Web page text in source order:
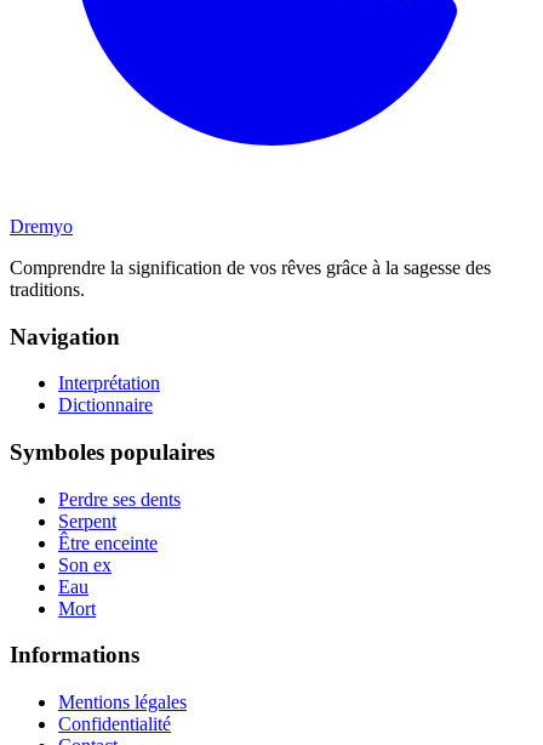
Dremyo
Comprendre la signification de vos rêves grâce à la sagesse des
traditions.
Navigation
Interprétation
Dictionnaire
Symboles populaires
Perdre ses dents
Serpent
Être enceinte
Son ex
Eau
Mort
Informations
Mentions légales
Confidentialité